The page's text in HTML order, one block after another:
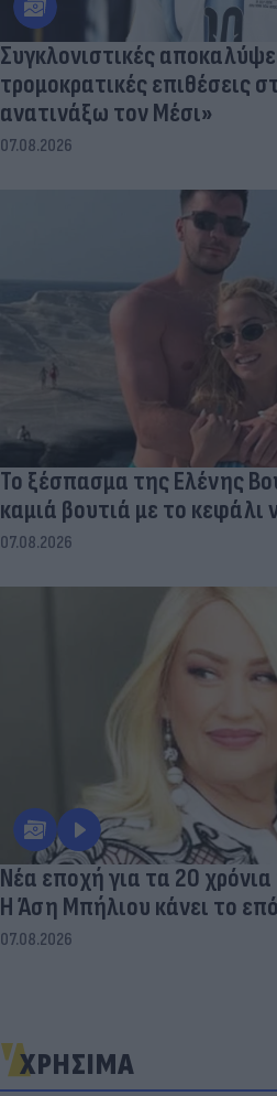
Συγκλονιστικές
τρομοκρατικές επιθέσεις
ανατινάξω τον Μέσι»
07.08.2026
Το ξέσπασμα της Ελένης
καμιά βουτιά με το κεφάλι
07.08.2026
Νέα εποχή για τα 20
Η Άση Μπήλιου κάνει το
07.08.2026
ΧΡΗΣΙΜΑ